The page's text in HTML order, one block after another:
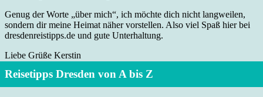
Genug der Worte „über mich“, ich möchte dich nicht langweilen,
sondern dir meine Heimat näher vorstellen. Also viel Spaß hier bei
dresdenreistipps.de und gute Unterhaltung.
Liebe Grüße Kerstin
Reisetipps Dresden von A bis Z